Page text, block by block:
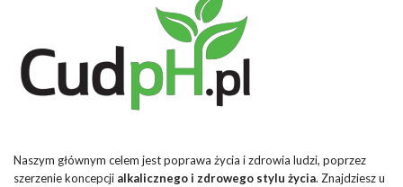
Naszym głównym celem jest poprawa życia i zdrowia ludzi, poprzez
szerzenie koncepcji alkalicznego i zdrowego stylu życia. Znajdziesz u